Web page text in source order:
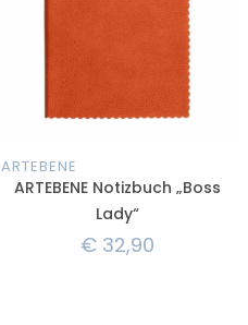
ARTEBENE
ARTEBENE Notizbuch „Boss
Lady“
€32,90